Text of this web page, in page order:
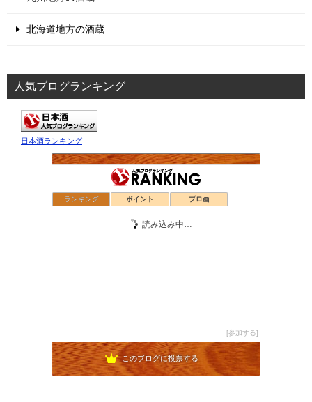
北海道地方の酒蔵
人気ブログランキング
日本酒ランキング
ランキング ポイント ブロ画
71位 日本酒と酒器のサイエンス
72位 地酒専門店・スドウ酒店〜酒道極めるまで〜
73位 Ponpair 〜ぽんペア〜